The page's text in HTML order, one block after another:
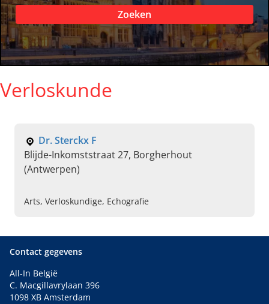
Zoeken
Verloskunde
Dr. Sterckx F
Blijde-Inkomststraat 27, Borgherhout
(Antwerpen)
Arts, Verloskundige, Echografie
Contact gegevens
All-In België
C. Macgillavrylaan 396
1098 XB Amsterdam